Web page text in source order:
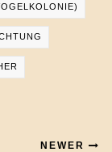
NEWER